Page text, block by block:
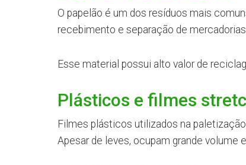
O papelão é um dos resíduos mais
recebimento e separação de mercadorias.
Esse material possui alto valor de
Plásticos e filmes
Filmes plásticos utilizados na
Apesar de leves, ocupam grande